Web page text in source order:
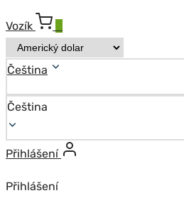
Vozík
Čeština
Čeština
Přihlášení
Přihlášení